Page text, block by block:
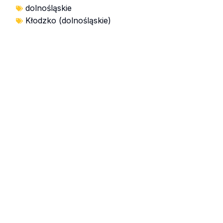
dolnośląskie
Kłodzko (dolnośląskie)